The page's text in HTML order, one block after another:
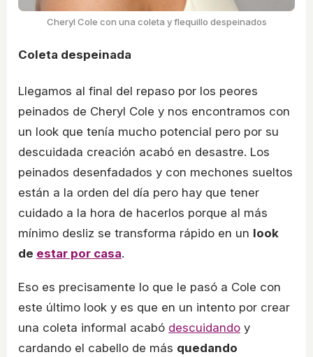
Cheryl Cole con una coleta y flequillo despeinados
Coleta despeinada
Llegamos al final del repaso por los peores
peinados de Cheryl Cole y nos encontramos con
un look que tenía mucho potencial pero por su
descuidada creación acabó en desastre. Los
peinados desenfadados y con mechones sueltos
están a la orden del día pero hay que tener
cuidado a la hora de hacerlos porque al más
mínimo desliz se transforma rápido en un look
de estar por casa.
Eso es precisamente lo que le pasó a Cole con
este último look y es que en un intento por crear
una coleta informal acabó descuidando y
cardando el cabello de más quedando